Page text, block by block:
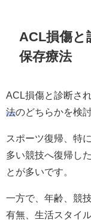
ACL損傷と
保存療法
ACL損傷と診断さ
法のどちらかを検
スポーツ復帰、特
多い競技へ復帰し
とが多いです。
一方で、年齢、競
有無、生活スタイ